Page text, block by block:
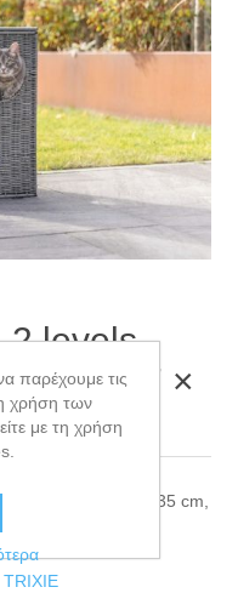
2 levels,
37 ×
grey
37 × 57 × 35 cm,
TRIXIE
παρέχουμε τις
χρήση των
με τη χρήση